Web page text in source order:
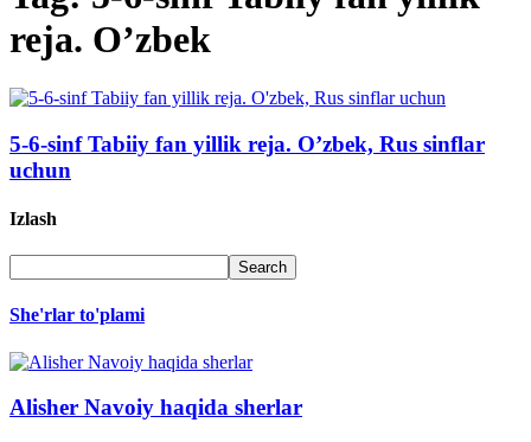
reja. O’zbek
5-6-sinf Tabiiy fan yillik reja. O’zbek, Rus sinflar
uchun
Izlash
She'rlar to'plami
Alisher Navoiy haqida sherlar